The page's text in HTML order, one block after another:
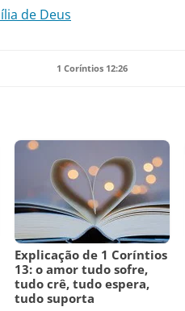
de Deus
1 Coríntios 12:26
Explicação de 1 Coríntios
13: o amor tudo sofre,
tudo crê, tudo espera,
tudo suporta